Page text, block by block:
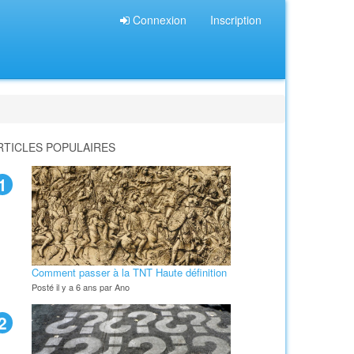
Connexion Inscription
POPULAIRES
Comment passer à la TNT Haute définition
Posté il y a 6 ans par Ano